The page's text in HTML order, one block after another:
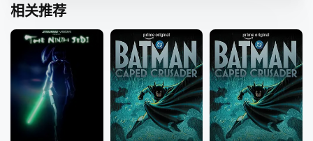
相关推荐